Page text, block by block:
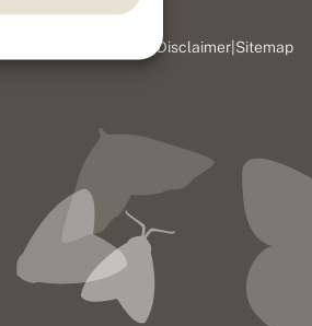
Disclaimer Sitemap